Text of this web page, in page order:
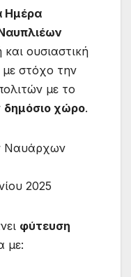
Ημέρα
ουσιαστική
με στόχο την
με το
δημόσιο χώρο.
Ναυάρχων
2025
φύτευση
με: